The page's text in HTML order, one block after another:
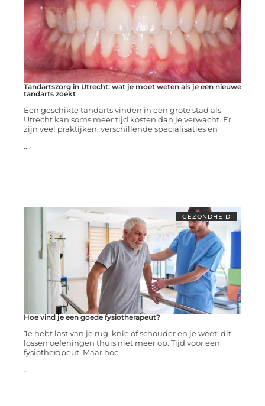
Tandartszorg in Utrecht: wat je moet weten als je een nieuwe
tandarts zoekt
Een geschikte tandarts vinden in een grote stad als
Utrecht kan soms meer tijd kosten dan je verwacht. Er
zijn veel praktijken, verschillende specialisaties en
...
GEZONDHEID
Hoe vind je een goede fysiotherapeut?
Je hebt last van je rug, knie of schouder en je weet: dit
lossen oefeningen thuis niet meer op. Tijd voor een
fysiotherapeut. Maar hoe
...